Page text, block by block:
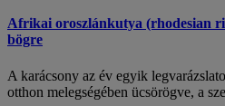
Afrikai oroszlánkutya (rhodesian
bögre
A karácsony az év egyik
otthon melegségében ücsörögve, a